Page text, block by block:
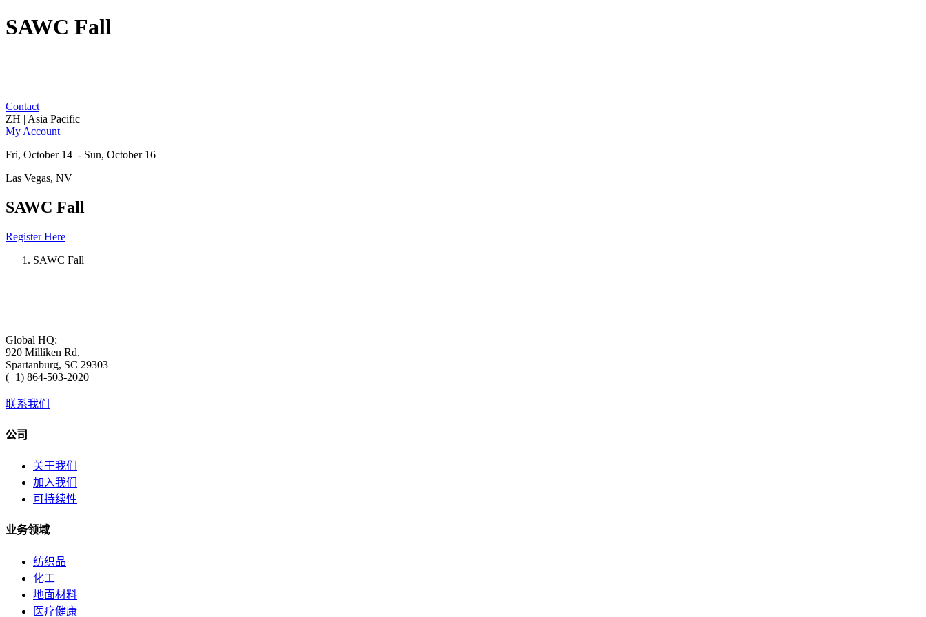
SAWC Fall
Contact
ZH | Asia Pacific
My Account
Fri, October 14 - Sun, October 16
Las Vegas, NV
SAWC Fall
Register Here
SAWC Fall
Global HQ:
920 Milliken Rd,
Spartanburg, SC 29303
(+1) 864-503-2020
联系我们
公司
关于我们
加入我们
可持续性
业务领域
纺织品
化工
地面材料
医疗健康